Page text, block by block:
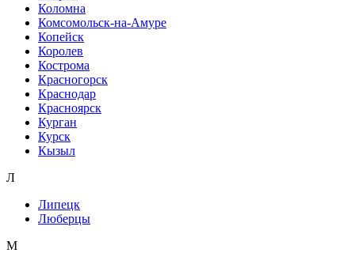
Коломна
Комсомольск-на-Амуре
Копейск
Королев
Кострома
Красногорск
Краснодар
Красноярск
Курган
Курск
Кызыл
Л
Липецк
Люберцы
М